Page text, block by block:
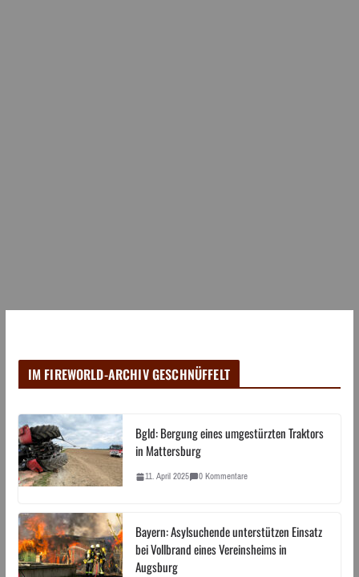
IM FIREWORLD-ARCHIV GESCHNÜFFELT
Bgld: Bergung eines umgestürzten Traktors
in Mattersburg
11. April 2025 0 Kommentare
Bayern: Asylsuchende unterstützen Einsatz
bei Vollbrand eines Vereinsheims in
Augsburg